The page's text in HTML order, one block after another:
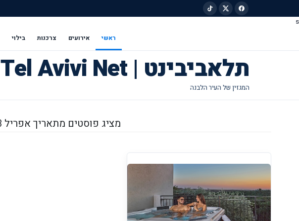
s
ראשי אירועים צרכנות בילוי
תלאביבינט | Tel Avivi Net
מציג פוסטים מתאריך אפריל 23, 2025